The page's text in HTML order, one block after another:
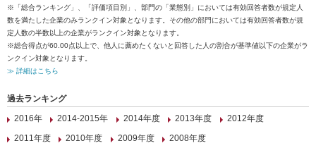
※「総合ランキング」、「評価項目別」、部門の「業態別」においては有効回答者数が規定人
数を満たした企業のみランクイン対象となります。その他の部門においては有効回答者数が規
定人数の半数以上の企業がランクイン対象となります。
※総合得点が60.00点以上で、他人に薦めたくないと回答した人の割合が基準値以下の企業がラ
ンクイン対象となります。
≫ 詳細はこちら
過去ランキング
2016年
2014-2015年 2014年度 2013年度
2012年度
2011年度
2010年度 2009年度 2008年度